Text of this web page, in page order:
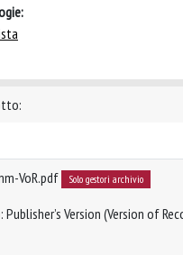
VoR.pdf Solo gestori archivio
Version (Version of